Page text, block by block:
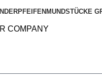
PFEIFENMUNDSTÜCKE
COMPANY